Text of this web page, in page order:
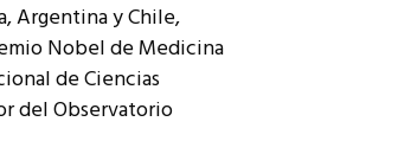
Argentina y Chile,
Nobel de Medicina
de Ciencias
del Observatorio